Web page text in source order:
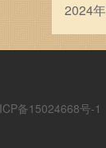
穿衣
2024
五行
备15024668号-1